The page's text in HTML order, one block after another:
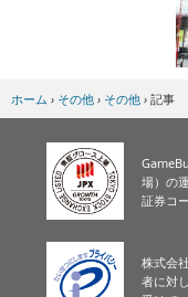
ホーム › その他 › その他 › 記事
場）の
証券コ
株式会
者に対